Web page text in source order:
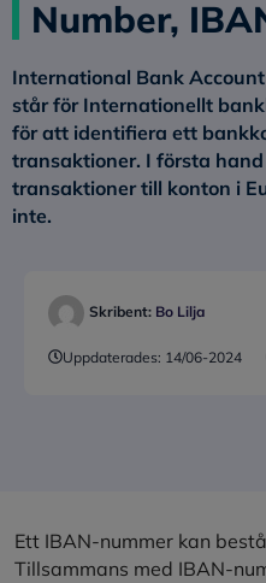
Number,
International Bank
står för Internationellt
för att identifiera ett
transaktioner. I första
transaktioner till konton i
inte.
Skribent: Bo Lilja
Uppdaterades: 14/06-2024
Ett IBAN-nummer kan
Tillsammans med IBAN-